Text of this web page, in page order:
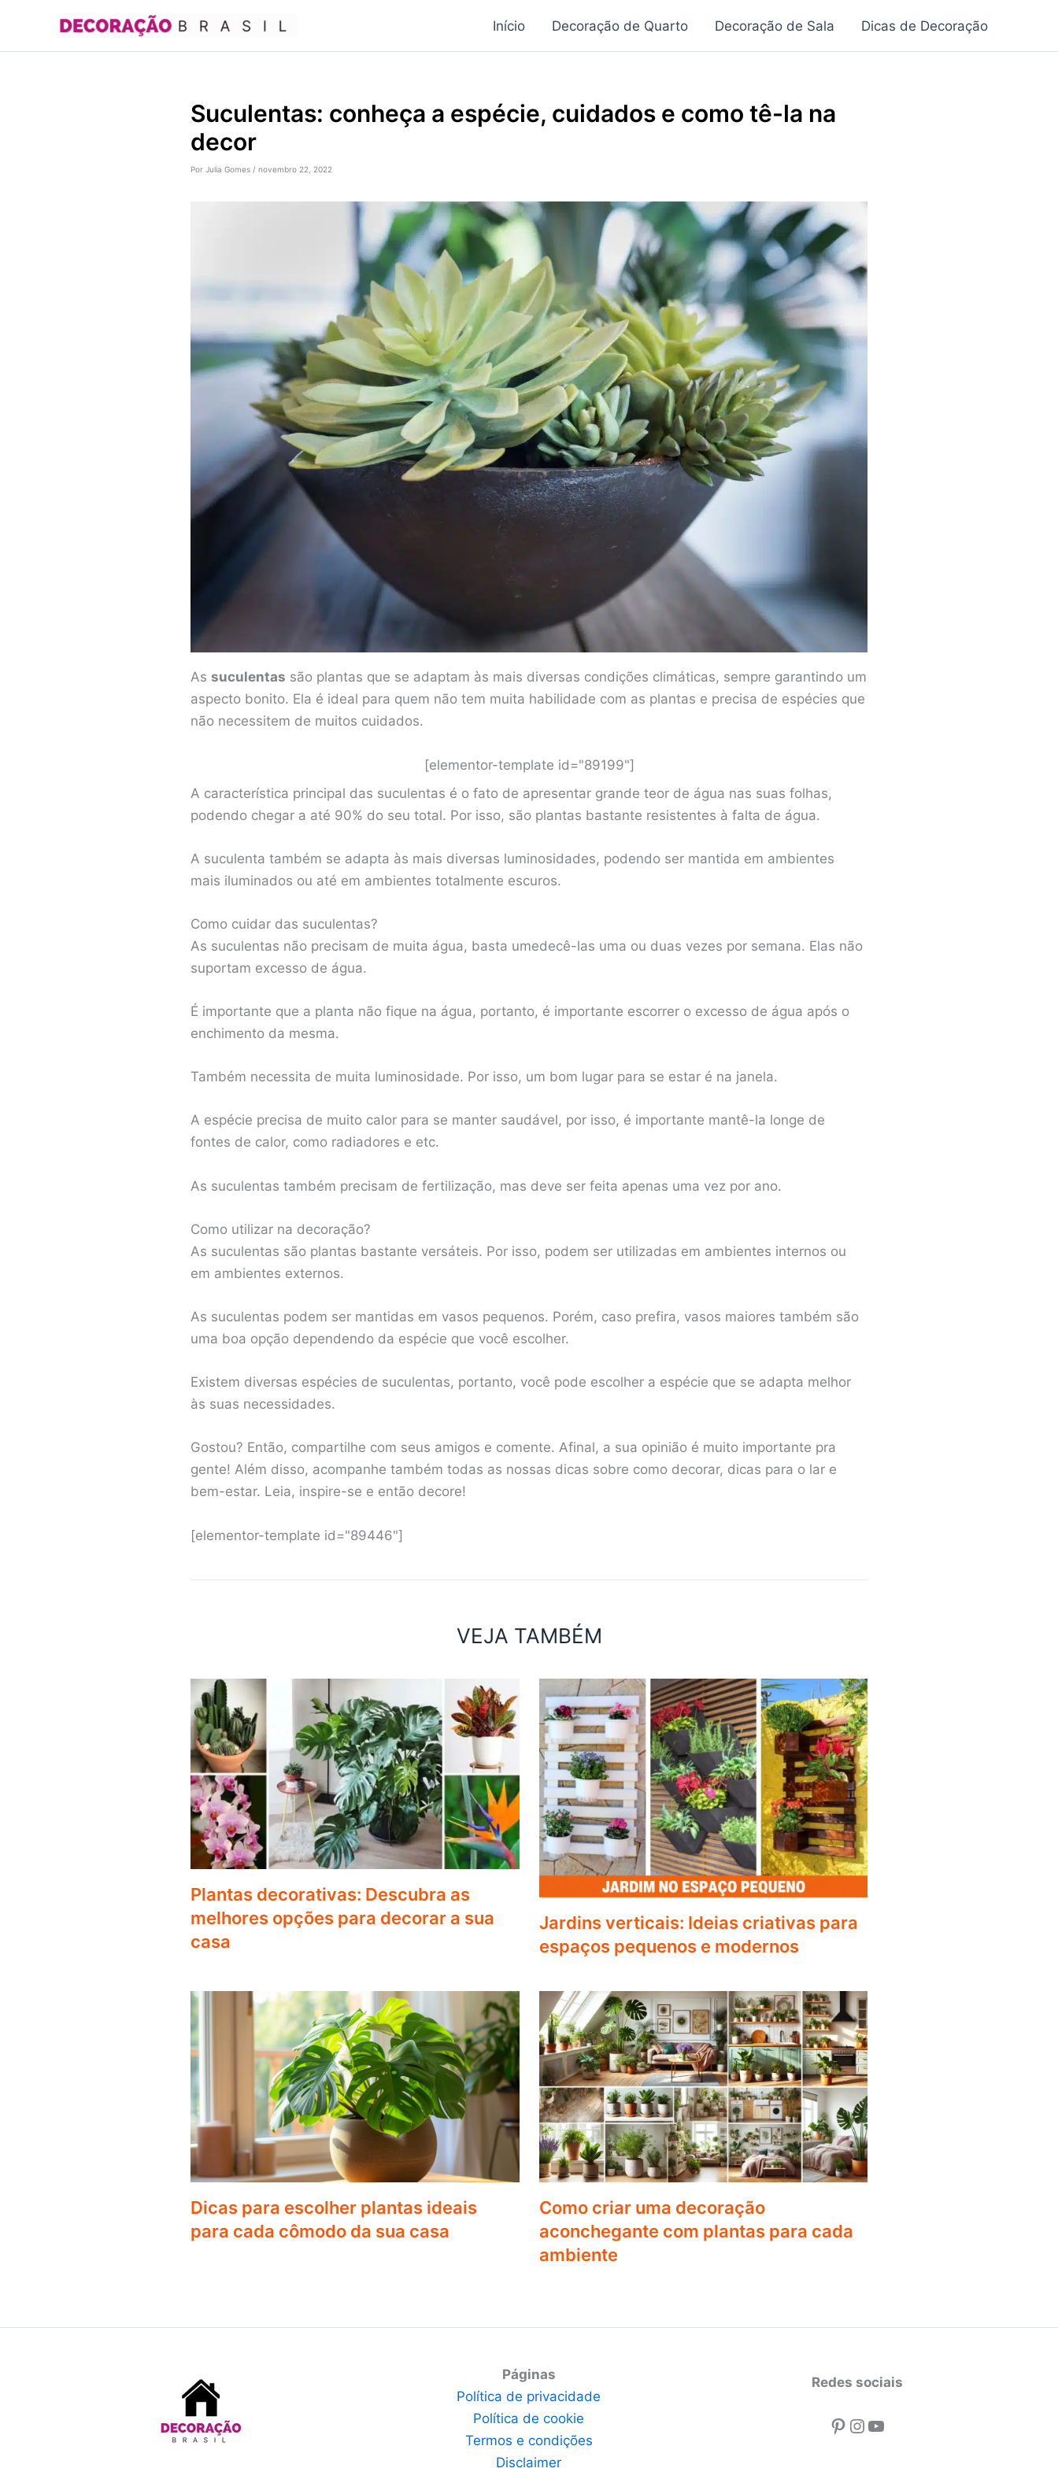
o
Início Decoração de Quarto Decoração de Sala Dicas de Decoração
Suculentas: conheça a espécie, cuidados e como tê-la na
decor
Por Julia Gomes / novembro 22, 2022
As suculentas são plantas que se adaptam às mais diversas condições climáticas, sempre garantindo um
aspecto bonito. Ela é ideal para quem não tem muita habilidade com as plantas e precisa de espécies que
não necessitem de muitos cuidados.
[elementor-template id="89199"]
A característica principal das suculentas é o fato de apresentar grande teor de água nas suas folhas,
podendo chegar a até 90% do seu total. Por isso, são plantas bastante resistentes à falta de água.
A suculenta também se adapta às mais diversas luminosidades, podendo ser mantida em ambientes
mais iluminados ou até em ambientes totalmente escuros.
Como cuidar das suculentas?
As suculentas não precisam de muita água, basta umedecê-las uma ou duas vezes por semana. Elas não
suportam excesso de água.
É importante que a planta não fique na água, portanto, é importante escorrer o excesso de água após o
enchimento da mesma.
Também necessita de muita luminosidade. Por isso, um bom lugar para se estar é na janela.
A espécie precisa de muito calor para se manter saudável, por isso, é importante mantê-la longe de
fontes de calor, como radiadores e etc.
As suculentas também precisam de fertilização, mas deve ser feita apenas uma vez por ano.
Como utilizar na decoração?
As suculentas são plantas bastante versáteis. Por isso, podem ser utilizadas em ambientes internos ou
em ambientes externos.
As suculentas podem ser mantidas em vasos pequenos. Porém, caso prefira, vasos maiores também são
uma boa opção dependendo da espécie que você escolher.
Existem diversas espécies de suculentas, portanto, você pode escolher a espécie que se adapta melhor
às suas necessidades.
Gostou? Então, compartilhe com seus amigos e comente. Afinal, a sua opinião é muito importante pra
gente! Além disso, acompanhe também todas as nossas dicas sobre como decorar, dicas para o lar e
bem-estar. Leia, inspire-se e então decore!
[elementor-template id="89446"]
VEJA TAMBÉM
Plantas decorativas: Descubra as
melhores opções para decorar a sua
casa
Jardins verticais: Ideias criativas para
espaços pequenos e modernos
Dicas para escolher plantas ideais
para cada cômodo da sua casa
Como criar uma decoração
aconchegante com plantas para cada
ambiente
Páginas
Política de privacidade
Política de cookie
Termos e condições
Disclaimer
Redes sociais
Pinterest
Instagram
Youtube